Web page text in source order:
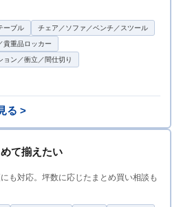
ーブル チェア／ソファ／ベンチ／スツール
貴重品ロッカー
ョン／衝立／間仕切り
る >
て揃えたい
も対応。坪数に応じたまとめ買い相談も